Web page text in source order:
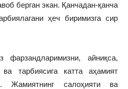
берган экан. Қанчадан-қанча
ҳеч биримизга сир
фарзандларимизни, айниқса,
ва тарбиясига катта аҳамият
Жамиятнинг салоҳияти ва